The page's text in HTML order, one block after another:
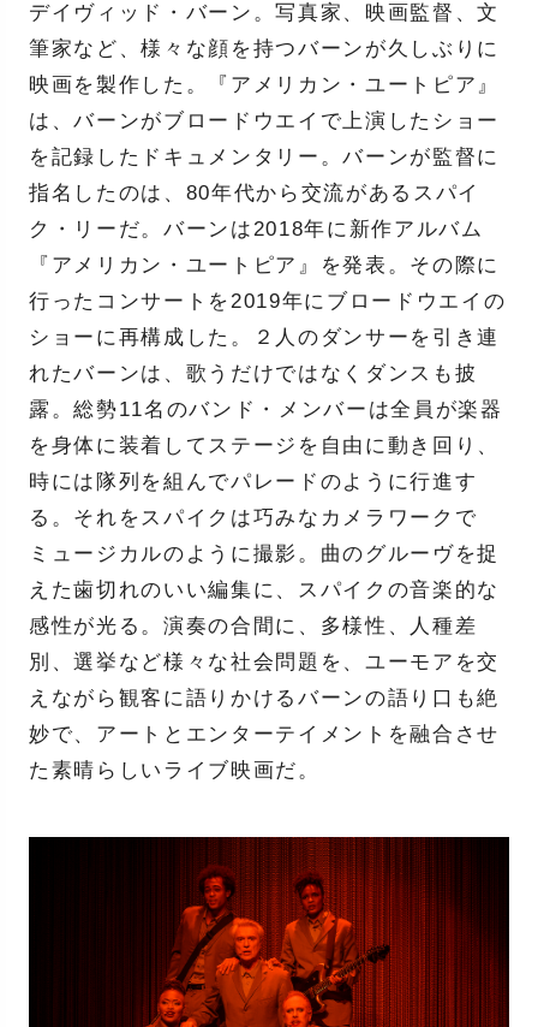
デイヴィッド・バーン。写真家、映画監督、文
筆家など、様々な顔を持つバーンが久しぶりに
映画を製作した。『アメリカン・ユートピア』
は、バーンがブロードウエイで上演したショー
を記録したドキュメンタリー。バーンが監督に
指名したのは、80年代から交流があるスパイ
ク・リーだ。バーンは2018年に新作アルバム
『アメリカン・ユートピア』を発表。その際に
行ったコンサートを2019年にブロードウエイの
ショーに再構成した。２人のダンサーを引き連
れたバーンは、歌うだけではなくダンスも披
露。総勢11名のバンド・メンバーは全員が楽器
を身体に装着してステージを自由に動き回り、
時には隊列を組んでパレードのように行進す
る。それをスパイクは巧みなカメラワークで
ミュージカルのように撮影。曲のグルーヴを捉
えた歯切れのいい編集に、スパイクの音楽的な
感性が光る。演奏の合間に、多様性、人種差
別、選挙など様々な社会問題を、ユーモアを交
えながら観客に語りかけるバーンの語り口も絶
妙で、アートとエンターテイメントを融合させ
た素晴らしいライブ映画だ。